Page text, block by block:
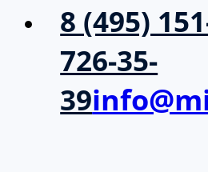
8 (495)
726-35-
39